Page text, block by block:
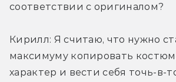
соответствии с оригиналом?
Кирилл: Я считаю, что нужно
максимуму копировать
характер и вести себя точь-в-